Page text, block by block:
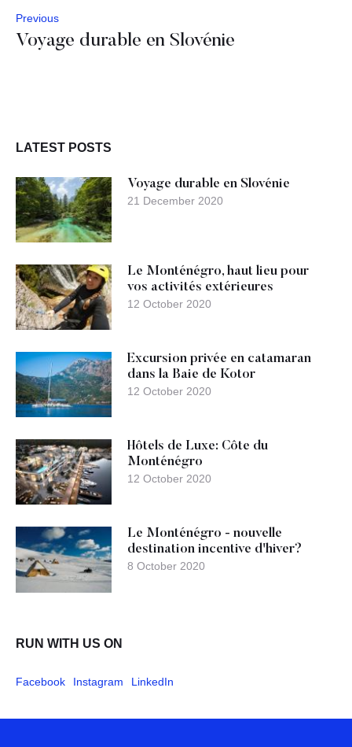
Previous
Voyage durable en Slovénie
LATEST POSTS
Voyage durable en Slovénie
21 December 2020
Le Monténégro, haut lieu pour
vos activités extérieures
12 October 2020
Excursion privée en catamaran
dans la Baie de Kotor
12 October 2020
Hôtels de Luxe: Côte du
Monténégro
12 October 2020
Le Monténégro - nouvelle
destination incentive d'hiver?
8 October 2020
RUN WITH US ON
Facebook Instagram LinkedIn